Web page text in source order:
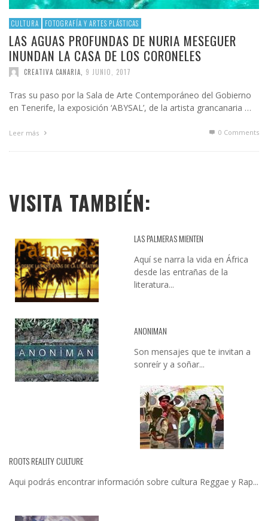
CULTURA FOTOGRAFÍA Y ARTES PLÁSTICAS
LAS AGUAS PROFUNDAS DE NURIA MESEGUER
INUNDAN LA CASA DE LOS CORONELES
CREATIVA CANARIA 9 JUNIO, 2017
Tras su paso por la Sala de Arte Contemporáneo del Gobierno
en Tenerife, la exposición ‘ABYSAL’, de la artista grancanaria …
Leer más 0 Comments
VISITA TAMBIÉN:
LAS PALMERAS MIENTEN
Aquí se narra la vida en África
desde las entrañas de la
literatura...
ANONIMAN
Son mensajes que te invitan a
sonreír y a soñar...
ROOTS REALITY CULTURE
Aqui podrás encontrar información sobre cultura Reggae y Rap...